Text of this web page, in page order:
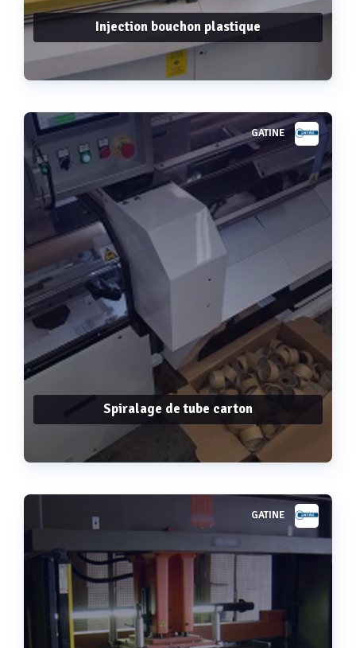
Injection bouchon plastique
GATINE
Spiralage de tube carton
GATINE